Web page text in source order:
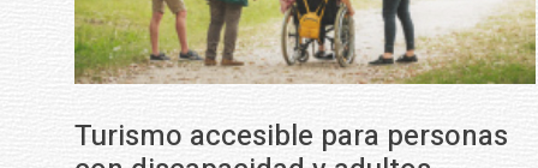
Turismo accesible para personas